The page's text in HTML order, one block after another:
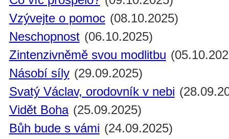
Vzývejte o pomoc (08.10.2025)
Neschopnost (06.10.2025)
Zintenzivněmě svou modlitbu
Násobí síly (29.09.2025)
Svatý Václav, orodovník v nebi
Vidět Boha (25.09.2025)
Bůh bude s vámi (24.09.2025)